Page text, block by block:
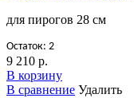
для пирогов 28 см
Остаток: 2
9 210 р.
В корзину
В сравнение Удалить